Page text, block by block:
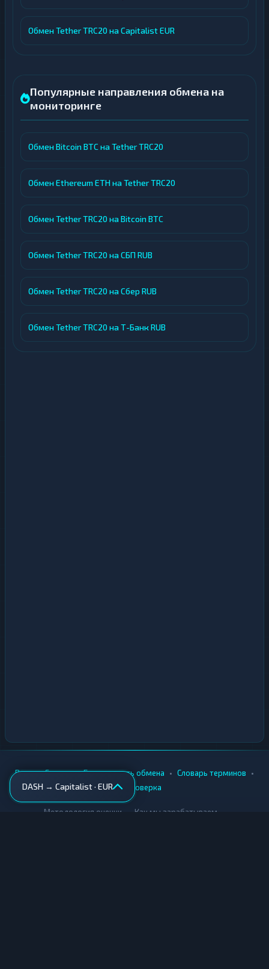
Обмен Tether TRC20 на Capitalist EUR
Популярные направления обмена на
мониторинге
Обмен Bitcoin BTC на Tether TRC20
Обмен Ethereum ETH на Tether TRC20
Обмен Tether TRC20 на Bitcoin BTC
Обмен Tether TRC20 на СБП RUB
Обмен Tether TRC20 на Сбер RUB
Обмен Tether TRC20 на Т-Банк RUB
DASH → Capitalist · EUR
Вики • Города • Безопасность обмена • Словарь терминов •
AML-проверка
Методология оценки Как мы зарабатываем